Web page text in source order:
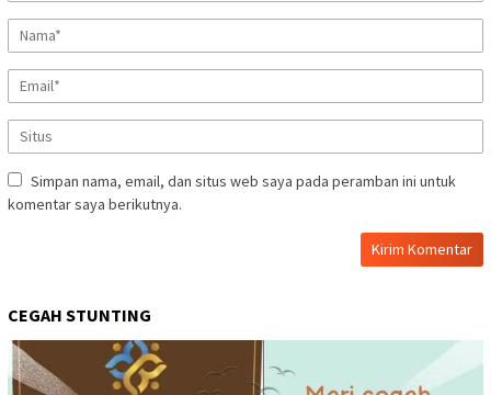
Simpan nama, email, dan situs web saya pada peramban ini untuk
komentar saya berikutnya.
CEGAH STUNTING